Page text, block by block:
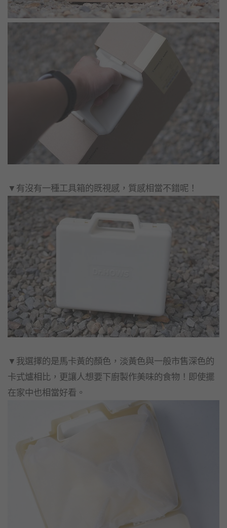
▼有沒有一種工具箱的既視感，質感相當不錯呢！
▼我選擇的是馬卡黃的顏色，淡黃色與一般市售深色的
卡式爐相比，更讓人想要下廚製作美味的食物！即使擺
在家中也相當好看。